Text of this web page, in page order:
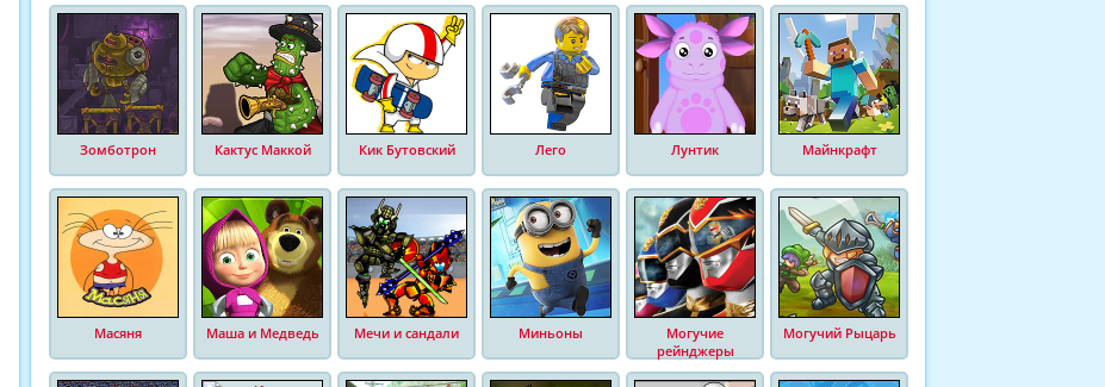
Зомботрон Кактус Маккой Кик Бутовский Лего Лунтик Майнкрафт
Масяня Маша и Медведь Мечи и сандали Миньоны
Могучие
рейнджеры
Могучий Рыцарь